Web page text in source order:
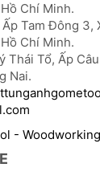
Chí Minh.
Ấp Tam Đông 3,
Chí Minh.
Thái Tổ, Ấp
Nai.
-